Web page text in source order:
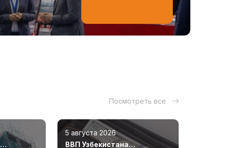
Посмотреть все
5 августа 2026
ВВП Узбекистана